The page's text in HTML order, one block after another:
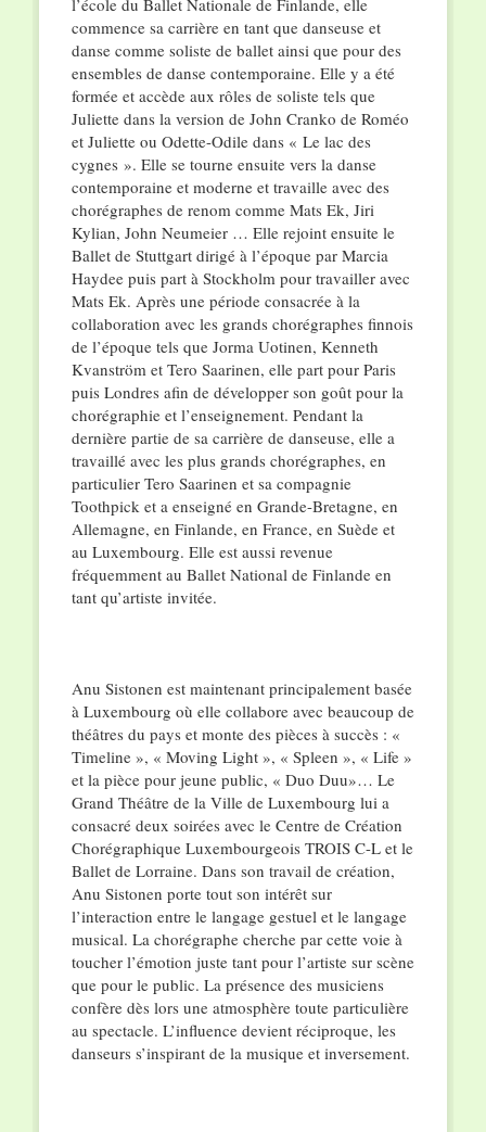
l’école du Ballet Nationale de Finlande, elle
commence sa carrière en tant que danseuse et
danse comme soliste de ballet ainsi que pour des
ensembles de danse contemporaine. Elle y a été
formée et accède aux rôles de soliste tels que
Juliette dans la version de John Cranko de Roméo
et Juliette ou Odette-Odile dans « Le lac des
cygnes ». Elle se tourne ensuite vers la danse
contemporaine et moderne et travaille avec des
chorégraphes de renom comme Mats Ek, Jiri
Kylian, John Neumeier … Elle rejoint ensuite le
Ballet de Stuttgart dirigé à l’époque par Marcia
Haydee puis part à Stockholm pour travailler avec
Mats Ek. Après une période consacrée à la
collaboration avec les grands chorégraphes finnois
de l’époque tels que Jorma Uotinen, Kenneth
Kvanström et Tero Saarinen, elle part pour Paris
puis Londres afin de développer son goût pour la
chorégraphie et l’enseignement. Pendant la
dernière partie de sa carrière de danseuse, elle a
travaillé avec les plus grands chorégraphes, en
particulier Tero Saarinen et sa compagnie
Toothpick et a enseigné en Grande-Bretagne, en
Allemagne, en Finlande, en France, en Suède et
au Luxembourg. Elle est aussi revenue
fréquemment au Ballet National de Finlande en
tant qu’artiste invitée.
Anu Sistonen est maintenant principalement basée
à Luxembourg où elle collabore avec beaucoup de
théâtres du pays et monte des pièces à succès : «
Timeline », « Moving Light », « Spleen », « Life »
et la pièce pour jeune public, « Duo Duu»… Le
Grand Théâtre de la Ville de Luxembourg lui a
consacré deux soirées avec le Centre de Création
Chorégraphique Luxembourgeois TROIS C-L et le
Ballet de Lorraine. Dans son travail de création,
Anu Sistonen porte tout son intérêt sur
l’interaction entre le langage gestuel et le langage
musical. La chorégraphe cherche par cette voie à
toucher l’émotion juste tant pour l’artiste sur scène
que pour le public. La présence des musiciens
confère dès lors une atmosphère toute particulière
au spectacle. L’influence devient réciproque, les
danseurs s’inspirant de la musique et inversement.